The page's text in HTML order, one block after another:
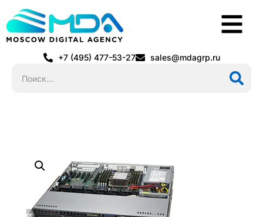
+7 (495) 477-53-27 sales@mdagrp.ru